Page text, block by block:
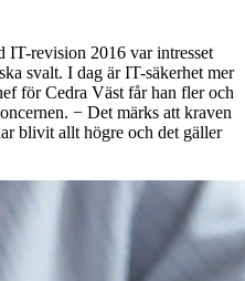
IT-revision 2016 var intresset
svalt. I dag är IT-säkerhet mer
för Cedra Väst får han fler och
− Det märks att kraven
blivit allt högre och det gäller